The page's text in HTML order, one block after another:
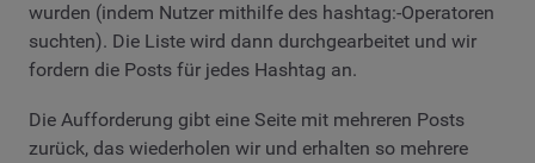
wurden (indem Nutzer mithilfe des hashtag:-Operatoren
suchten). Die Liste wird dann durchgearbeitet und wir
fordern die Posts für jedes Hashtag an.
Die Aufforderung gibt eine Seite mit mehreren Posts
zurück, das wiederholen wir und erhalten so mehrere